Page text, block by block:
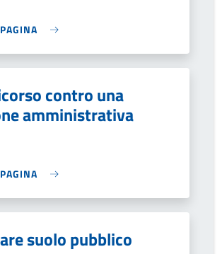
contro una
amministrativa
suolo pubblico